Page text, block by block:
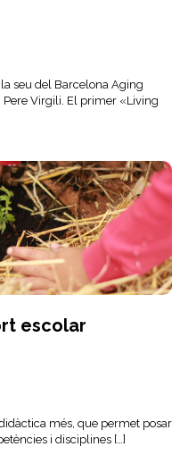
seu del Barcelona Aging
Pere Virgili. El primer «Living
escolar
més, que permet posar
i disciplines […]